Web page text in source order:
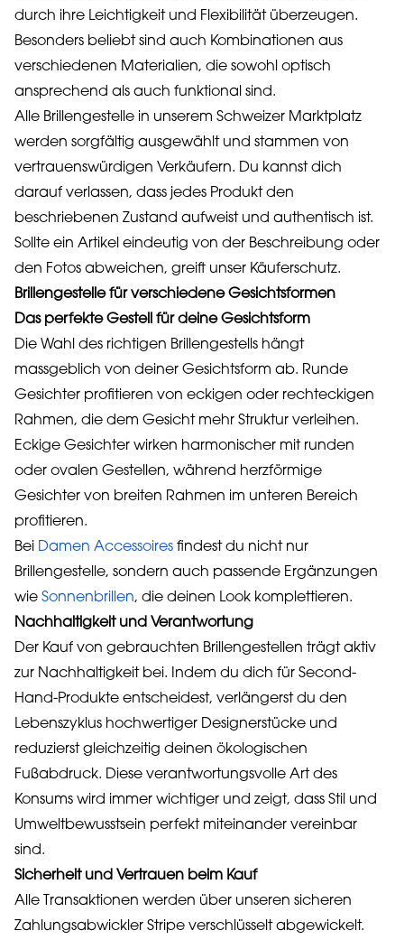
durch ihre Leichtigkeit und Flexibilität überzeugen.
Besonders beliebt sind auch Kombinationen aus
verschiedenen Materialien, die sowohl optisch
ansprechend als auch funktional sind.
Alle Brillengestelle in unserem Schweizer Marktplatz
werden sorgfältig ausgewählt und stammen von
vertrauenswürdigen Verkäufern. Du kannst dich
darauf verlassen, dass jedes Produkt den
beschriebenen Zustand aufweist und authentisch ist.
Sollte ein Artikel eindeutig von der Beschreibung oder
den Fotos abweichen, greift unser Käuferschutz.
Brillengestelle für verschiedene Gesichtsformen
Das perfekte Gestell für deine Gesichtsform
Die Wahl des richtigen Brillengestells hängt
massgeblich von deiner Gesichtsform ab. Runde
Gesichter profitieren von eckigen oder rechteckigen
Rahmen, die dem Gesicht mehr Struktur verleihen.
Eckige Gesichter wirken harmonischer mit runden
oder ovalen Gestellen, während herzförmige
Gesichter von breiten Rahmen im unteren Bereich
profitieren.
Bei Damen Accessoires findest du nicht nur
Brillengestelle, sondern auch passende Ergänzungen
wie Sonnenbrillen, die deinen Look komplettieren.
Nachhaltigkeit und Verantwortung
Der Kauf von gebrauchten Brillengestellen trägt aktiv
zur Nachhaltigkeit bei. Indem du dich für Second-
Hand-Produkte entscheidest, verlängerst du den
Lebenszyklus hochwertiger Designerstücke und
reduzierst gleichzeitig deinen ökologischen
Fußabdruck. Diese verantwortungsvolle Art des
Konsums wird immer wichtiger und zeigt, dass Stil und
Umweltbewusstsein perfekt miteinander vereinbar
sind.
Sicherheit und Vertrauen beim Kauf
Alle Transaktionen werden über unseren sicheren
Zahlungsabwickler Stripe verschlüsselt abgewickelt.